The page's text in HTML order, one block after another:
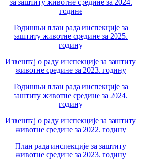
за заштиту животне средине за 2024.
године
Годишњи план рада инспекције за
заштиту животне средине за 2025.
годину
Извештај о раду инспекције за заштиту
животне средине за 2023. годину
Годишњи план рада инспекције за
заштиту животне средине за 2024.
годину
Извештај о раду инспекције за заштиту
животне средине за 2022. годину
План рада инспекције за заштиту
животне средине за 2023. годину